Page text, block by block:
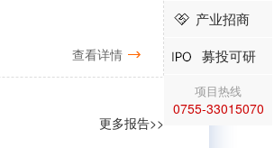
查看详情
更多报告>>
产业招商
募投可研
项目热线
0755-33015070